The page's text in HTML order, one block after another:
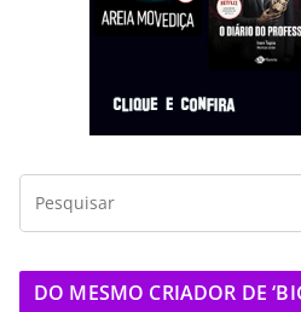
DO MESMO CRIADOR DE